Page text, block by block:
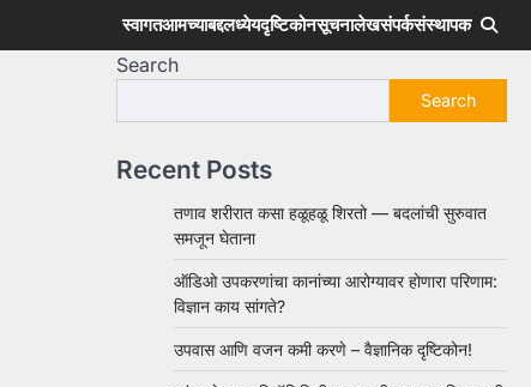
स्वागतआमच्याबद्दलध्येयदृष्टिकोनसूचनालेखसंपर्कसंस्थापक
Search
Search
Recent Posts
तणाव शरीरात कसा हळूहळू शिरतो — बदलांची सुरुवात
समजून घेताना
ऑडिओ उपकरणांचा कानांच्या आरोग्यावर होणारा परिणाम:
विज्ञान काय सांगते?
उपवास आणि वजन कमी करणे – वैज्ञानिक दृष्टिकोन!